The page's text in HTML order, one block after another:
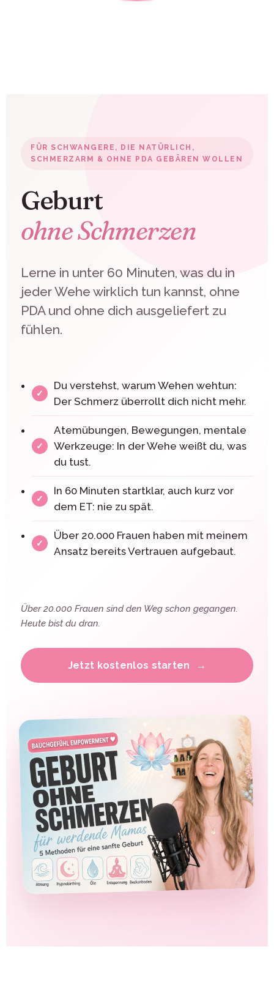
FÜR SCHWANGERE, DIE NATÜRLICH,
SCHMERZARM & OHNE PDA GEBÄREN WOLLEN
Geburt
ohne Schmerzen
Lerne in unter 60 Minuten, was du in
jeder Wehe wirklich tun kannst, ohne
PDA und ohne dich ausgeliefert zu
fühlen.
Du verstehst, warum Wehen wehtun:
Der Schmerz überrollt dich nicht mehr.
Atemübungen, Bewegungen, mentale
Werkzeuge: In der Wehe weißt du, was
du tust.
In 60 Minuten startklar, auch kurz vor
dem ET: nie zu spät.
Über 20.000 Frauen haben mit meinem
Ansatz bereits Vertrauen aufgebaut.
Über 20.000 Frauen sind den Weg schon gegangen.
Heute bist du dran.
Jetzt kostenlos starten →